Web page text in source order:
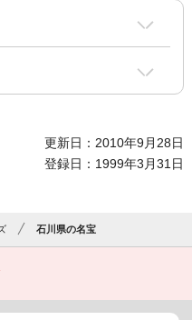
更新日：2010年9月28日
登録日：1999年3月31日
石川県の名宝